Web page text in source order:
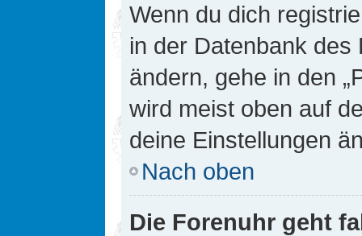
Wenn du dich
in der Datenbank
ändern, gehe in den
wird meist oben auf
deine Einstellungen
Nach oben
Die Forenuhr geht